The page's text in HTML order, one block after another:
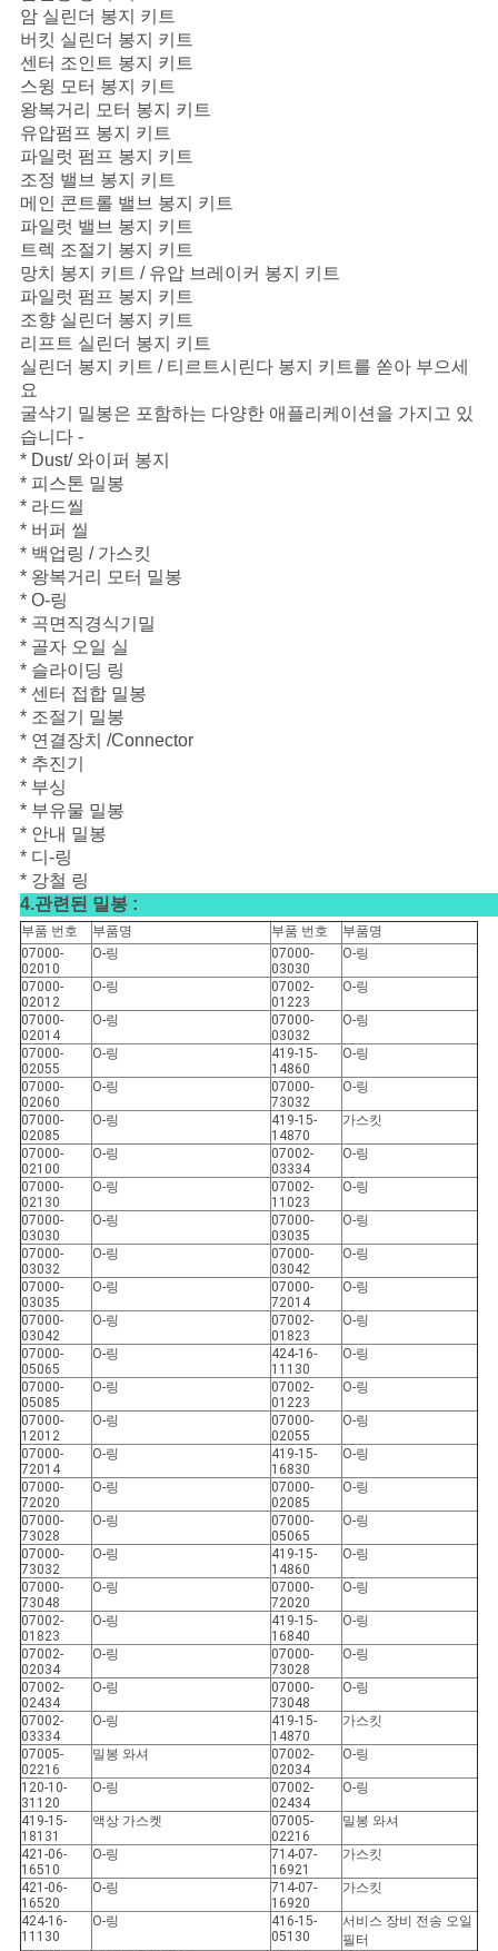
암 실린더 봉지 키트
버킷 실린더 봉지 키트
센터 조인트 봉지 키트
스윙 모터 봉지 키트
왕복거리 모터 봉지 키트
유압펌프 봉지 키트
파일럿 펌프 봉지 키트
조정 밸브 봉지 키트
메인 콘트롤 밸브 봉지 키트
파일럿 밸브 봉지 키트
트렉 조절기 봉지 키트
망치 봉지 키트 / 유압 브레이커 봉지 키트
파일럿 펌프 봉지 키트
조향 실린더 봉지 키트
리프트 실린더 봉지 키트
실린더 봉지 키트 / 티르트시린다 봉지 키트를 쏟아 부으세
요
굴삭기 밀봉은 포함하는 다양한 애플리케이션을 가지고 있
습니다 -
* Dust/ 와이퍼 봉지
* 피스톤 밀봉
* 라드씰
* 버퍼 씰
* 백업링 / 가스킷
* 왕복거리 모터 밀봉
* O-링
* 곡면직경식기밀
* 골자 오일 실
* 슬라이딩 링
* 센터 접합 밀봉
* 조절기 밀봉
* 연결장치 /Connector
* 추진기
* 부싱
* 부유물 밀봉
* 안내 밀봉
* 디-링
* 강철 링
4.관련된 밀봉 :
부품 번호 부품명 부품 번호
부품명
07000-
02010
O-링
07000-
03030
O-링
07000-
02012
O-링
07002-
01223
O-링
07000-
02014
O-링
07000-
03032
O-링
07000-
02055
O-링
419-15-
14860
O-링
07000-
02060
O-링
07000-
73032
O-링
07000-
02085
O-링
419-15-
14870
가스킷
07000-
02100
O-링
07002-
03334
O-링
07000-
02130
O-링
07002-
11023
O-링
07000-
03030
O-링
07000-
03035
O-링
07000-
03032
O-링
07000-
03042
O-링
07000-
03035
O-링
07000-
72014
O-링
07000-
03042
O-링
07002-
01823
O-링
07000-
05065
O-링
424-16-
11130
O-링
07000-
05085
O-링
07002-
01223
O-링
07000-
12012
O-링
07000-
02055
O-링
07000-
72014
O-링
419-15-
16830
O-링
07000-
72020
O-링
07000-
02085
O-링
07000-
73028
O-링
07000-
05065
O-링
07000-
73032
O-링
419-15-
14860
O-링
07000-
73048
O-링
07000-
72020
O-링
07002-
01823
O-링
419-15-
16840
O-링
07002-
02034
O-링
07000-
73028
O-링
07002-
02434
O-링
07000-
73048
O-링
07002-
03334
O-링
419-15-
14870
가스킷
07005-
02216
밀봉 와셔
07002-
02034
O-링
120-10-
31120
O-링
07002-
02434
O-링
419-15-
18131
액상 가스켓
07005-
02216
밀봉 와셔
421-06-
16510
O-링
714-07-
16921
가스킷
421-06-
16520
O-링
714-07-
16920
가스킷
424-16-
11130
O-링
416-15-
05130
서비스 장비 전송 오일
필터